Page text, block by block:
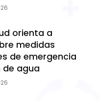
orienta a
medidas
de emergencia
agua